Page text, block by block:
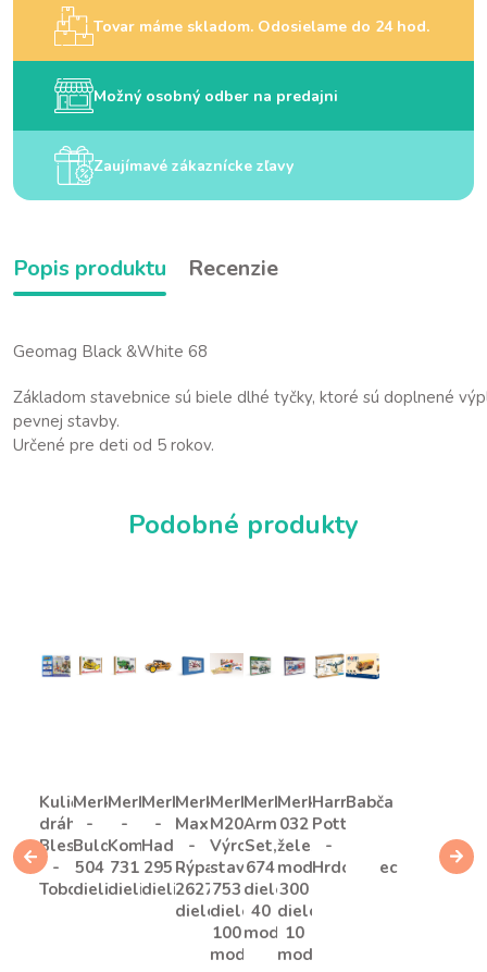
Tovar máme skladom. Odosielame do 24 hod.
Možný osobný odber na predajni
Zaujímavé zákaznícke zľavy
Popis produktu Recenzie
Geomag Black &White 68
Základom stavebnice sú biele dlhé tyčky, ktoré sú doplnené
pevnej stavby.
Určené pre deti od 5 rokov.
Podobné produkty
Kuličková
dráha
Blesk
-
Tobogan
Merkur
-
Buldozér,
504
dielikov
Merkur
-
Kombajn,
731
dielikov
Merkur
-
Hadroplán,
295
dielikov
Merkur
Maxi
-
Rýpadlo,
2627
dielov
Merkur
M2020
Výročná
stavebnica,
753
dielov,
100
modelov
Merkur
Army
Set,
674
dielov,
40
modelov
Merkur
032
železničné
modely,
300
dielov,
10
modelov
Harry
Potter
-
Hrdozobec
Babča